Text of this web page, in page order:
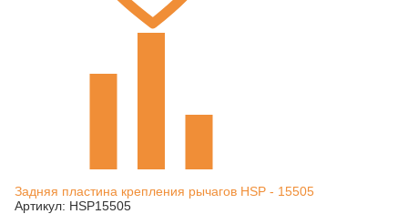
Задняя пластина крепления рычагов HSP - 15505
Артикул: HSP15505